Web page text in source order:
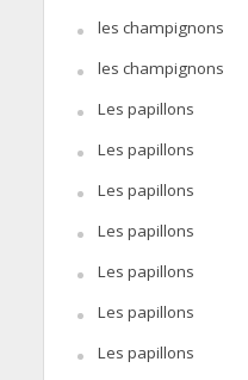
les champignons
les champignons
Les papillons
Les papillons
Les papillons
Les papillons
Les papillons
Les papillons
Les papillons